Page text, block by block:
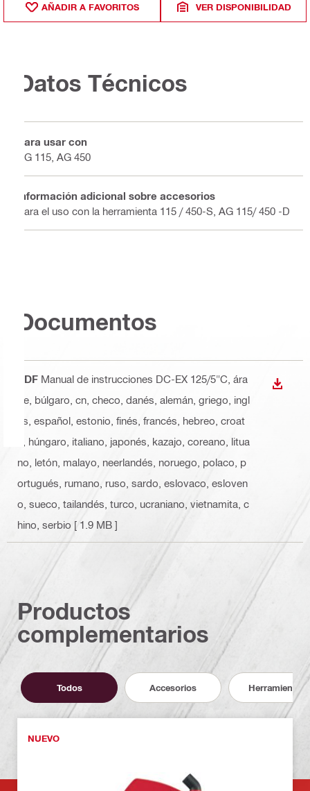
AÑADIR A FAVORITOS VER DISPONIBILIDAD
Datos Técnicos
Para usar con
AG 115, AG 450
Información adicional sobre accesorios
Para el uso con la herramienta 115 / 450-S, AG 115/ 450 -D
Documentos
PDF Manual de instrucciones DC-EX 125/5"C , ára
be, búlgaro, cn, checo, danés, alemán, griego, ingl
és, español, estonio, finés, francés, hebreo, croat
a, húngaro, italiano, japonés, kazajo, coreano, litua
no, letón, malayo, neerlandés, noruego, polaco, p
ortugués, rumano, ruso, sardo, eslovaco, esloven
o, sueco, tailandés, turco, ucraniano, vietnamita, c
hino, serbio [ 1.9 MB ]
Productos
complementarios
Todos Accesorios Herramientas
NUEVO